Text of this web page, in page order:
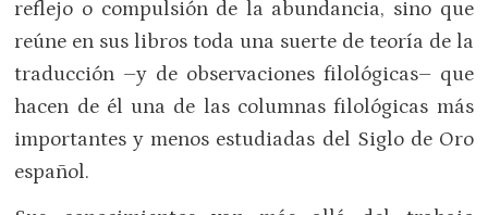
reflejo o compulsión de la abundancia, sino que
reúne en sus libros toda una suerte de teoría de la
traducción –y de observaciones filológicas– que
hacen de él una de las columnas filológicas más
importantes y menos estudiadas del Siglo de Oro
español.